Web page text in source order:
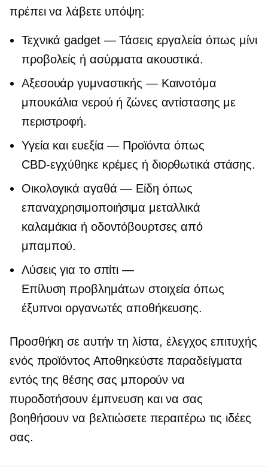
πρέπει να λάβετε υπόψη:
Τεχνικά gadget — Τάσεις εργαλεία όπως μίνι
προβολείς ή ασύρματα ακουστικά.
Αξεσουάρ γυμναστικής — Καινοτόμα
μπουκάλια νερού ή ζώνες αντίστασης με
περιστροφή.
Υγεία και ευεξία — Προϊόντα όπως
CBD-εγχύθηκεκρέμες ή διορθωτικά στάσης.
Οικολογικά αγαθά — Είδη όπως
επαναχρησιμοποιήσιμα μεταλλικά
καλαμάκια ή οδοντόβουρτσες από
μπαμπού.
Λύσεις για το σπίτι —
Επίλυση προβλημάτων στοιχεία όπως
έξυπνοι οργανωτές αποθήκευσης.
Προσθήκη σε αυτήν τη λίστα, έλεγχος επιτυχής
ενός προϊόντος Αποθηκεύστε παραδείγματα
εντός της θέσης σας μπορούν να
πυροδοτήσουν έμπνευση και να σας
βοηθήσουν να βελτιώσετε περαιτέρω τις ιδέες
σας.